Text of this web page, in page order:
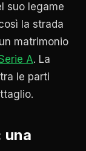
suo legame
la strada
matrimonio
A. La
le parti
una